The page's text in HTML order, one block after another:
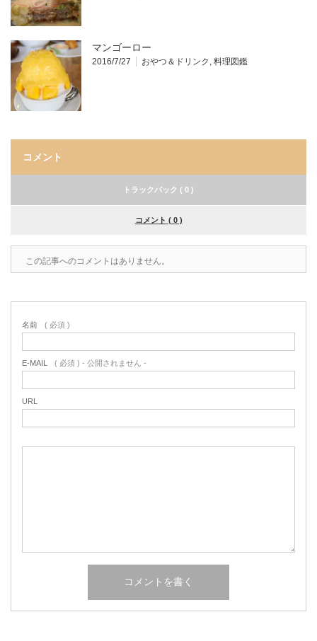
マンゴーロー
2016/7/27 おやつ＆ドリンク , 料理図鑑
コメント
トラックバック ( 0 )
コメント ( 0 )
この記事へのコメントはありません。
名前 ( 必須 )
E-MAIL ( 必須 ) - 公開されません -
URL